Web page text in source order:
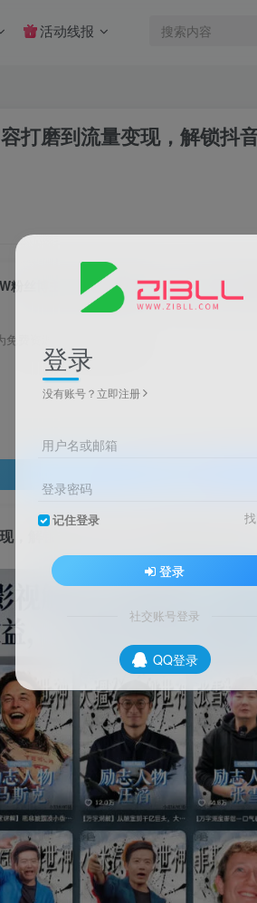
活动线报
打磨到流量变现，解锁抖
免费资源，请登录后查看
解锁抖音伙伴计划+精选收益双份收益
登录
没有账号？立即注册
用户名或邮箱
登录密码
记住登录
登录
社交账号登录
QQ登录